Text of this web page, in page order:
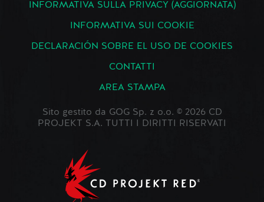
INFORMATIVA SULLA PRIVACY (AGGIORNATA)
INFORMATIVA SUI COOKIE
DECLARACIÓN SOBRE EL USO DE COOKIES
CONTATTI
AREA STAMPA
Sito gestito da GOG Sp. z o.o. © 2026 CD
PROJEKT S.A. TUTTI I DIRITTI RISERVATI